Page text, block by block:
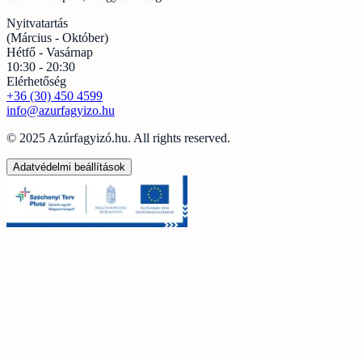
Nyitvatartás
(Március - Október)
Hétfő - Vasárnap
10:30 - 20:30
Elérhetőség
+36 (30) 450 4599
info@azurfagyizo.hu
© 2025 Azúrfagyizó.hu. All rights reserved.
Adatvédelmi beállítások